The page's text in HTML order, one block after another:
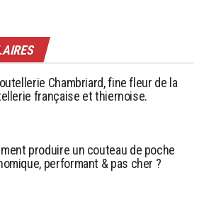
Chambriard, fine fleur de la
française et thiernoise.
produire un couteau de poche
performant & pas cher ?